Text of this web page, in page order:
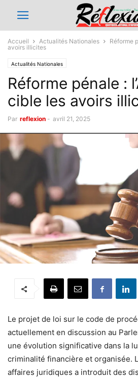
Accueil Actualités Nationales
Réforme
avoirs illicites
Actualités Nationales
Réforme pénale :
cible les avoirs
Par reflexion - avril 21, 2025
Le projet de loi sur le code de
actuellement en discussion au
une évolution significative dans la
criminalité financière et organisée.
affaires juridiques a introduit des